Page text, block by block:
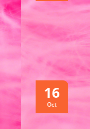
16
Oct